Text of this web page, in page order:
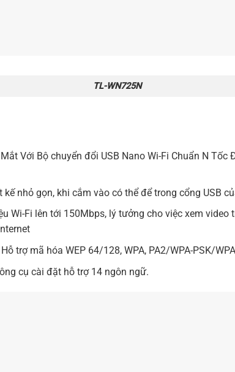
TL-WN725N
Với Bộ chuyển đổi USB Nano Wi-Fi Chuẩn N Tốc
kế nhỏ gọn, khi cắm vào có thể để trong cổng USB
Wi-Fi lên tới 150Mbps, lý tưởng cho việc xem video
trợ mã hóa WEP 64/128, WPA, PA2/WPA-PSK/
cụ cài đặt hỗ trợ 14 ngôn ngữ.